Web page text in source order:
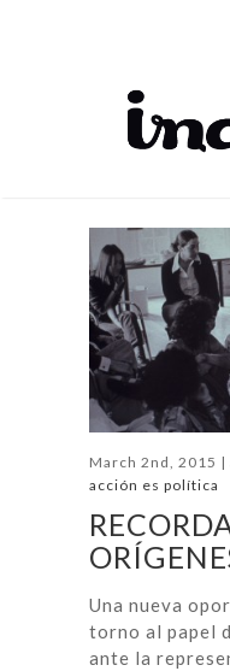
March 2nd, 2015 |
acción es política
Una nueva
torno al papel
ante la